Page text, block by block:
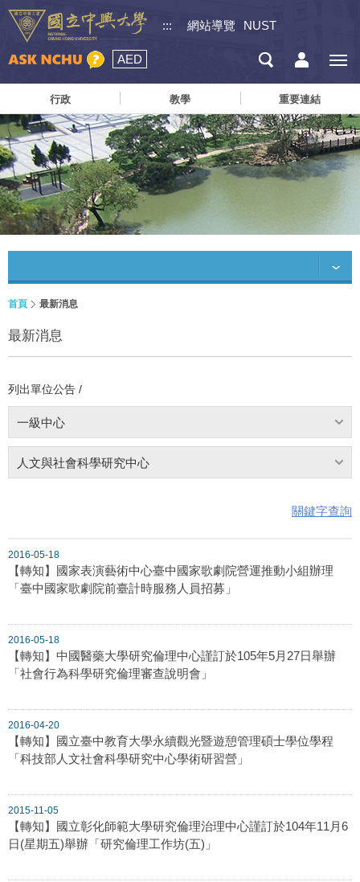
::: 網站導覽 NUST
AED
行政 教學 重要連結
首頁 最新消息
最新消息
列出單位公告 /
一級中心
人文與社會科學研究中心
關鍵字查詢
2016-05-18
【轉知】國家表演藝術中心臺中國家歌劇院營運推動小組辦理
「臺中國家歌劇院前臺計時服務人員招募」
2016-05-18
【轉知】中國醫藥大學研究倫理中心謹訂於105年5月27日舉辦
「社會行為科學研究倫理審查說明會」
2016-04-20
【轉知】國立臺中教育大學永續觀光暨遊憩管理碩士學位學程
「科技部人文社會科學研究中心學術研習營」
2015-11-05
【轉知】國立彰化師範大學研究倫理治理中心謹訂於104年11月6
日(星期五)舉辦「研究倫理工作坊(五)」